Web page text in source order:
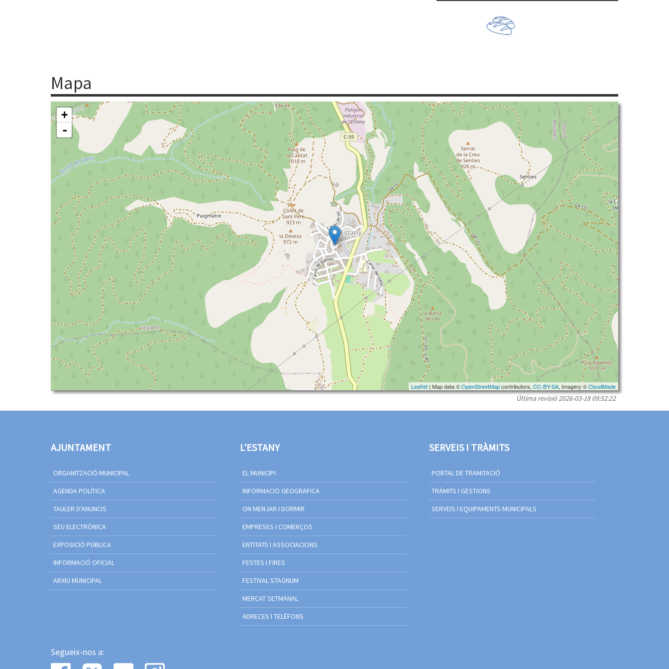
Mapa
+
-
Leaflet | Map data ©OpenStreetMapcontributors, CC-BY-SA, Imagery ©CloudMade
Última revisió2026-03-18 09:52:22
AJUNTAMENT
ORGANITZACIÓ MUNICIPAL
AGENDA POLÍTICA
TAULER D'ANUNCIS
SEU ELECTRÒNICA
EXPOSICIÓ PÚBLICA
INFORMACIÓ OFICIAL
ARXIU MUNICIPAL
L'ESTANY
EL MUNICIPI
INFORMACIÓ GEOGRÀFICA
ON MENJAR I DORMIR
EMPRESES I COMERÇOS
ENTITATS I ASSOCIACIONS
FESTES I FIRES
FESTIVAL STAGNUM
MERCAT SETMANAL
ADRECES I TELÈFONS
SERVEIS I TRÀMITS
PORTAL DE TRAMITACIÓ
TRÀMITS I GESTIONS
SERVEIS I EQUIPAMENTS MUNICIPALS
Segueix-nos a: